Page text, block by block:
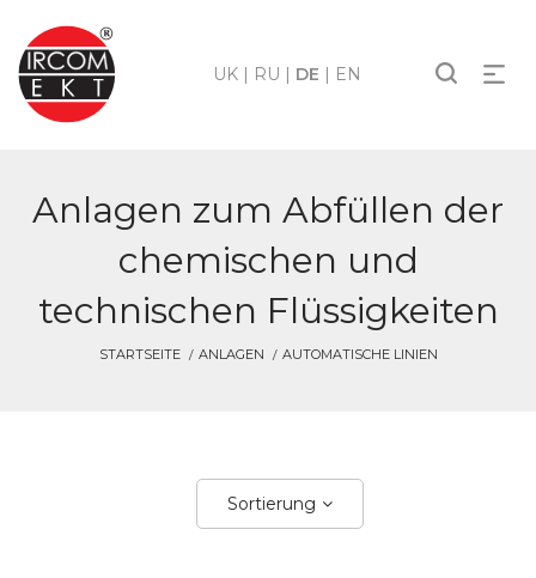
UK | RU | DE | EN
Anlagen zum Abfüllen der
chemischen und
technischen Flüssigkeiten
STARTSEITE ANLAGEN AUTOMATISCHE LINIEN
Sortierung